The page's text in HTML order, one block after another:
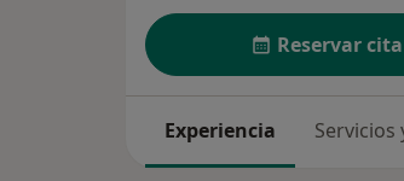
Reservar cita
Experiencia Servicios